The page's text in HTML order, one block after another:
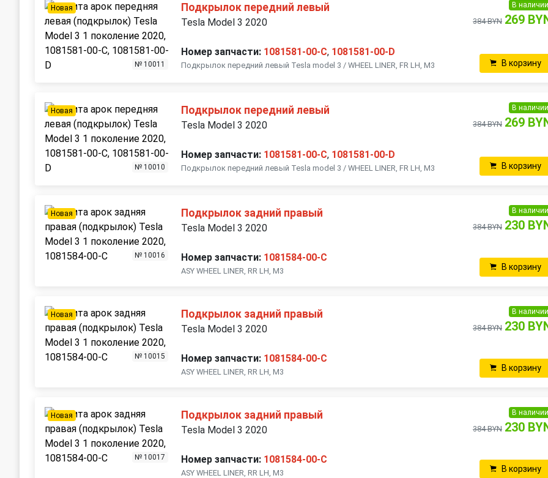
Новая
№ 10011
Подкрылок передний левый
Tesla Model 3 2020
Номер запчасти: 1081581-00-C, 1081581-00-D
Подкрылок передний левый Tesla model 3 / WHEEL LINER, FR LH, M3
В наличии
384 BYN 269
В корзину
Новая
№ 10010
Подкрылок передний левый
Tesla Model 3 2020
Номер запчасти: 1081581-00-C, 1081581-00-D
Подкрылок передний левый Tesla model 3 / WHEEL LINER, FR LH, M3
В наличии
384 BYN 269
В корзину
Новая
№ 10016
Подкрылок задний правый
Tesla Model 3 2020
Номер запчасти: 1081584-00-C
ASY WHEEL LINER, RR LH, M3
В наличии
384 BYN 230
В корзину
Новая
№ 10015
Подкрылок задний правый
Tesla Model 3 2020
Номер запчасти: 1081584-00-C
ASY WHEEL LINER, RR LH, M3
В наличии
384 BYN 230
В корзину
Новая
№ 10017
Подкрылок задний правый
Tesla Model 3 2020
Номер запчасти: 1081584-00-C
ASY WHEEL LINER, RR LH, M3
В наличии
384 BYN 230
В корзину